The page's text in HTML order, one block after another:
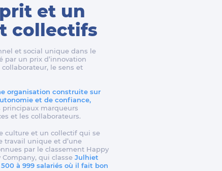
et un
collectifs
et social unique dans le
par un prix d’innovation
le sens et
organisation construite sur
et de confiance,
marqueurs
et les collaborateurs.
culture et un collectif qui se
travail unique et d’une
par le classement Happy
qui classe Julhiet
à 999 salariés où il fait bon